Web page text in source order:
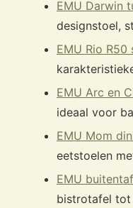
EMU Darwin
designstoel,
EMU Rio R50
EMU Arc en
ideaal voor
EMU Mom
eetstoelen
EMU
bistrotafel tot